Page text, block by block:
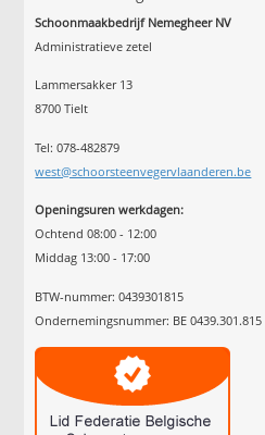
Schoonmaakbedrijf Nemegheer NV
Administratieve zetel
Lammersakker 13
8700 Tielt
Tel: 078-482879
west@schoorsteenvegervlaanderen.be
Openingsuren werkdagen:
Ochtend 08:00 - 12:00
Middag 13:00 - 17:00
BTW-nummer: 0439301815
Ondernemingsnummer: BE 0439.301.815